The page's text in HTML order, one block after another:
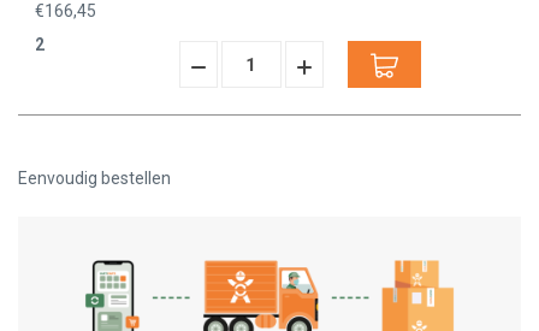
€166,45
2
Hoeveelheid
Verminderen:
Hoeveelheid
verhogen:
Eenvoudig bestellen